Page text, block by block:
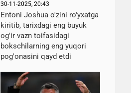
30-11-2025, 20:43
Entoni Joshua o'zini ro'yxatga
kiritib, tarixdagi eng buyuk
og'ir vazn toifasidagi
bokschilarning eng yuqori
pog'onasini qayd etdi